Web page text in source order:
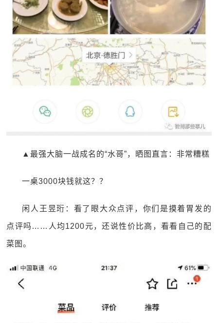
▲最强大脑一战成名的“水哥”，晒图直言：非常糟糕
一桌3000块钱就这？？
闲人王昱珩：看了眼大众点评，你们是摸着胃发的
点评吗……人均1200元，还说性价比高，看看自己的配
菜图。